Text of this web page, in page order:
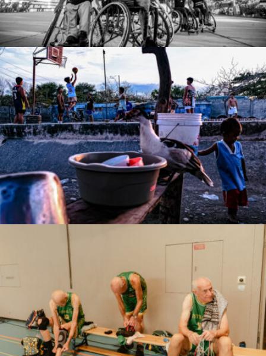
Rowell B. Timoteo
Marco Serventi